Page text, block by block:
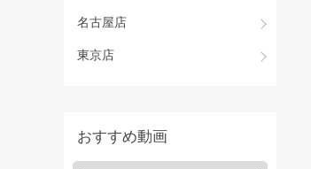
名古屋店
東京店
おすすめ動画